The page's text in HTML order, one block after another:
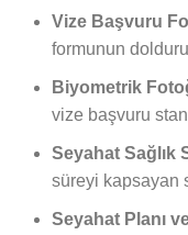
Vize Başvuru
formunun
Biyometrik
vize başvuru
Seyahat Sağlık
süreyi kapsayan
Seyahat Planı